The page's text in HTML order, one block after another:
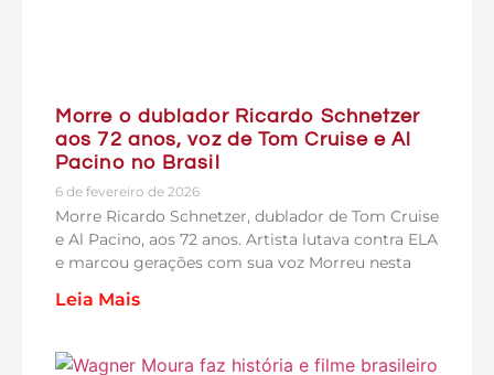
Morre o dublador Ricardo Schnetzer
aos 72 anos, voz de Tom Cruise e Al
Pacino no Brasil
6 de fevereiro de 2026
Morre Ricardo Schnetzer, dublador de Tom Cruise
e Al Pacino, aos 72 anos. Artista lutava contra ELA
e marcou gerações com sua voz Morreu nesta
Leia Mais